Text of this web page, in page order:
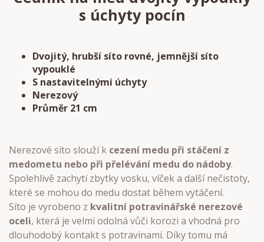
s úchyty pocín
Dvojitý, hrubší síto rovné, jemnější síto
vypouklé
S nastavitelnými úchyty
Nerezový
Průměr 21 cm
Nerezové síto slouží k cezení medu při stáčení z
medometu nebo při přelévání medu do nádoby.
Spolehlivě zachytí zbytky vosku, víček a další nečistoty,
které se mohou do medu dostat během vytáčení.
Síto je vyrobeno z kvalitní potravinářské nerezové
oceli, která je velmi odolná vůči korozi a vhodná pro
dlouhodobý kontakt s potravinami. Díky tomu má